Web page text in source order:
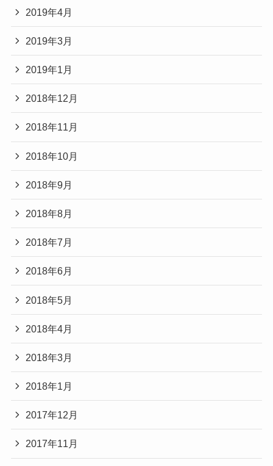
2019年4月
2019年3月
2019年1月
2018年12月
2018年11月
2018年10月
2018年9月
2018年8月
2018年7月
2018年6月
2018年5月
2018年4月
2018年3月
2018年1月
2017年12月
2017年11月